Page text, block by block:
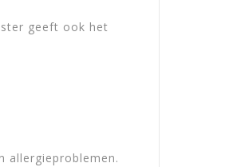
geeft ook het
allergieproblemen.